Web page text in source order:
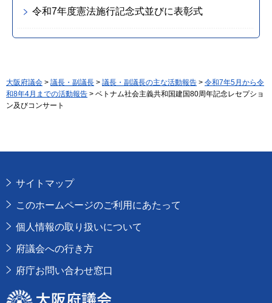
令和7年度憲法施行記念式並びに表彰式
大阪府議会 > 議長・副議長 > 議長・副議長の主な活動報告 > 令和7年5月から令
和8年4月までの活動報告 > ベトナム社会主義共和国建国80周年記念レセプショ
ン及びコンサート
サイトマップ
このホームページのご利用にあたって
個人情報の取り扱いについて
府議会への行き方
府庁お問い合わせ窓口
大阪府議会